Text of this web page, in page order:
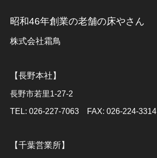
昭和46年創業の老舗の床やさん
株式会社霜鳥
【長野本社】
長野市若里1-27-2
TEL: 026-227-7063 FAX: 026-224-3314
【千葉営業所】